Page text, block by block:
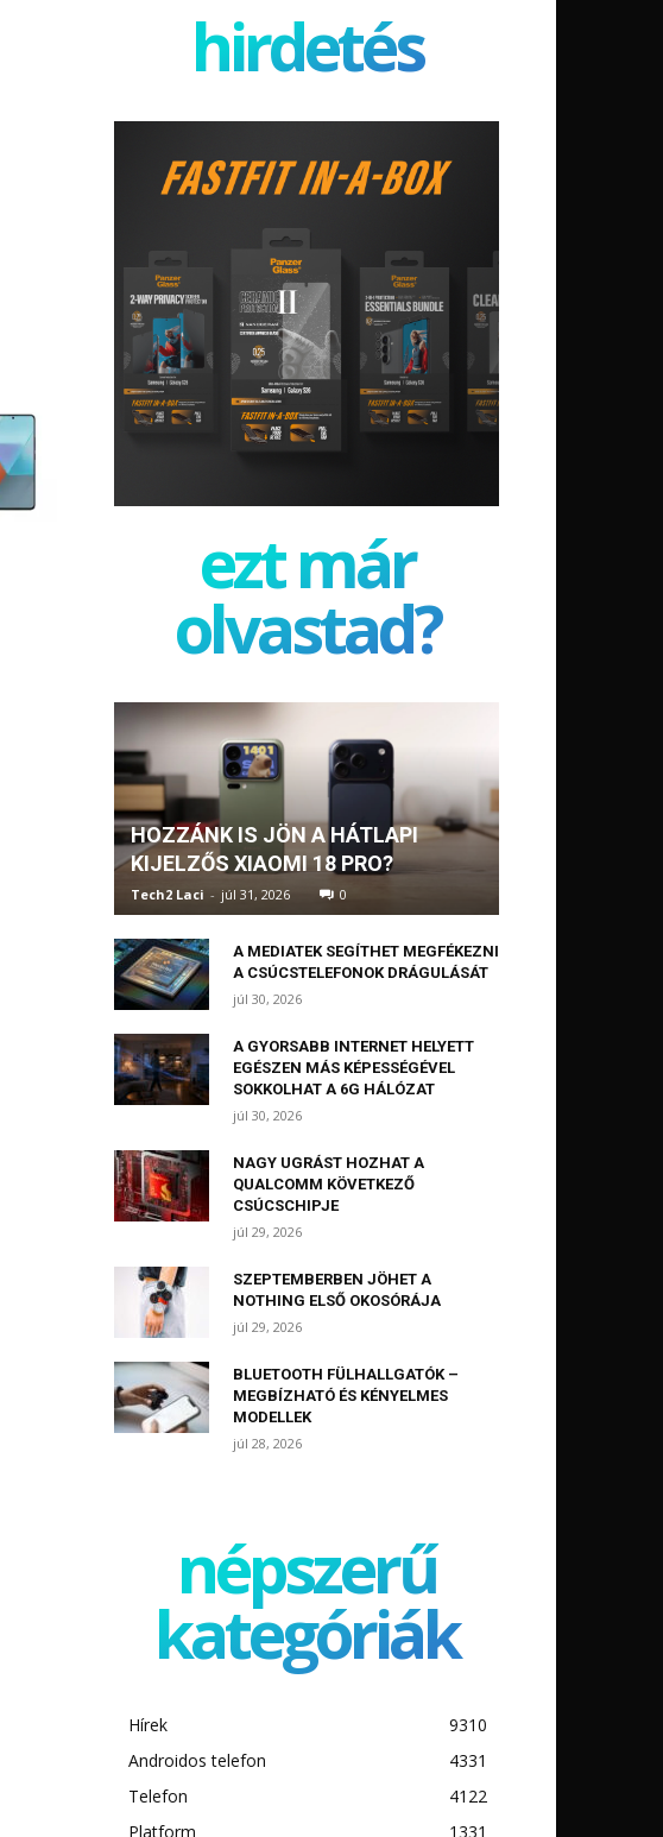
hirdetés
ezt már
olvastad?
HOZZÁNK IS JÖN A HÁTLAPI
KIJELZŐS XIAOMI 18 PRO?
Tech2 Laci - júl 31, 2026 0
A MEDIATEK SEGÍTHET MEGFÉKEZNI
A CSÚCSTELEFONOK DRÁGULÁSÁT
júl 30, 2026
A GYORSABB INTERNET HELYETT
EGÉSZEN MÁS KÉPESSÉGÉVEL
SOKKOLHAT A 6G HÁLÓZAT
júl 30, 2026
NAGY UGRÁST HOZHAT A
QUALCOMM KÖVETKEZŐ
CSÚCSCHIPJE
júl 29, 2026
SZEPTEMBERBEN JÖHET A
NOTHING ELSŐ OKOSÓRÁJA
júl 29, 2026
BLUETOOTH FÜLHALLGATÓK –
MEGBÍZHATÓ ÉS KÉNYELMES
MODELLEK
júl 28, 2026
népszerű
kategóriák
Hírek
9310
Androidos telefon
4331
Telefon
4122
Platform
1331